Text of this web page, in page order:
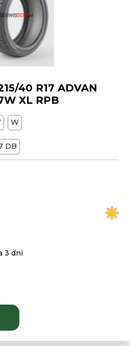
40 R17 ADVAN
XL RPB
W
DB
3 dni